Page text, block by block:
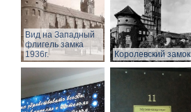
Вид на Западный
флигель замка
1936г.
Королевский замок